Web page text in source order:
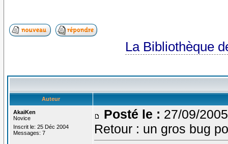
La Bibliothèque
Auteur
AkaiKen
Novice
Inscrit le: 25 Déc 2004
Messages: 7
Posté le : 27/09/
Retour : un gros bug